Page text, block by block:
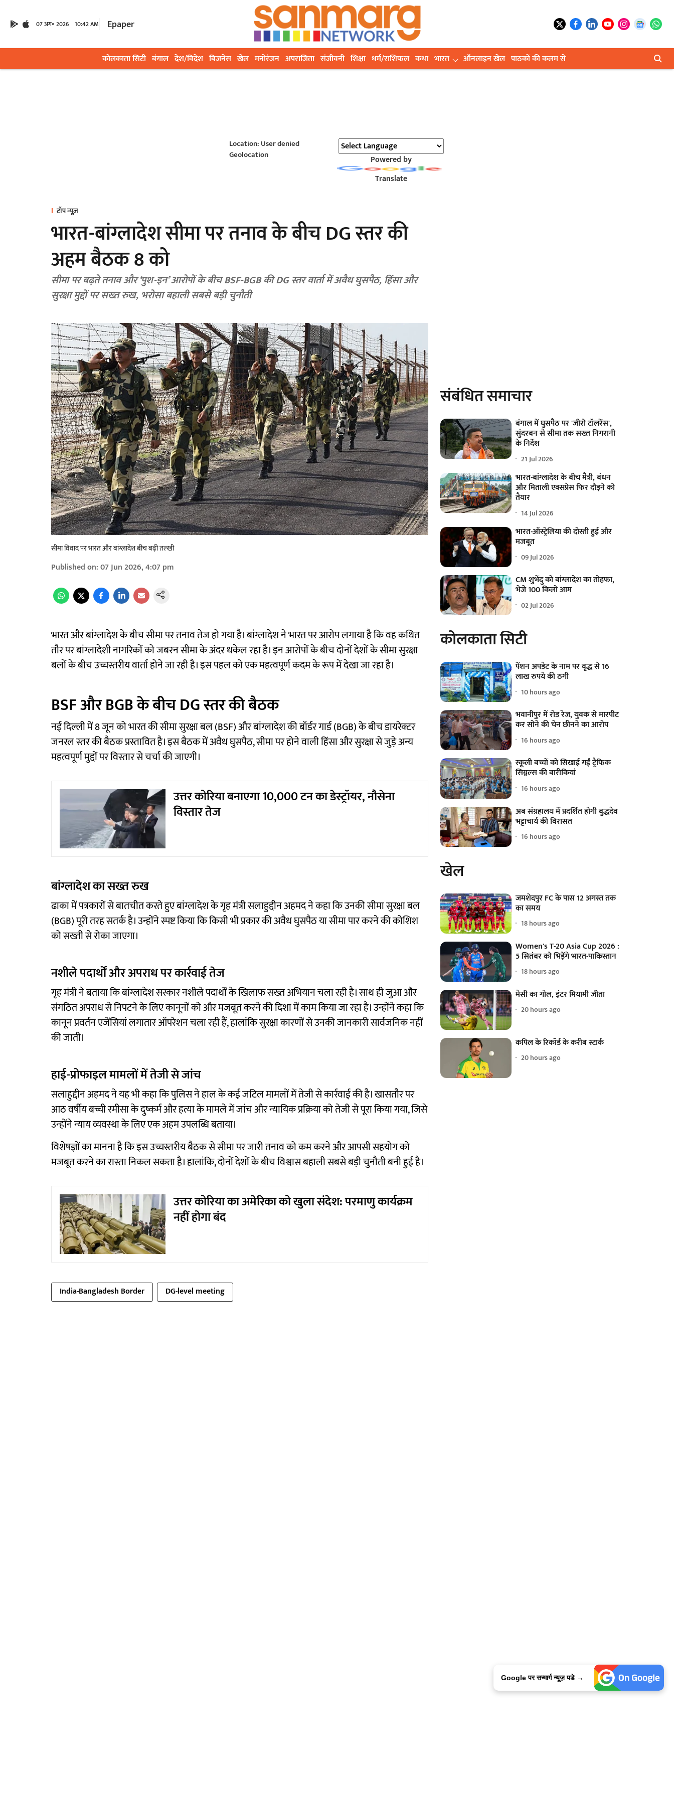
07 अग॰ 2026 10:42 AM Epaper
कोलकाता सिटी बंगाल देश/विदेश बिजनेस खेल मनोरंजन अपराजिता संजीवनी शिक्षा धर्म/राशिफल कथा भारत ऑनलाइन खेल पाठकों की कलम से
Location: User denied
Geolocation
Powered by
Translate
टॉप न्यूज़
भारत-बांग्लादेश सीमा पर तनाव के बीच DG स्तर की
अहम बैठक 8 को
सीमा पर बढ़ते तनाव और ‘पुश-इन’ आरोपों के बीच BSF-BGB की DG स्तर वार्ता में अवैध घुसपैठ, हिंसा और
सुरक्षा मुद्दों पर सख्त रुख, भरोसा बहाली सबसे बड़ी चुनौती
सीमा विवाद पर भारत और बांग्लादेश बीच बढ़ी तल्खी
Published on:07 Jun 2026, 4:07 pm
भारत और बांग्लादेश के बीच सीमा पर तनाव तेज हो गया है। बांग्लादेश ने भारत पर आरोप लगाया है कि वह कथित
तौर पर बांग्लादेशी नागरिकों को जबरन सीमा के अंदर धकेल रहा है। इन आरोपों के बीच दोनों देशों के सीमा सुरक्षा
बलों के बीच उच्चस्तरीय वार्ता होने जा रही है। इस पहल को एक महत्वपूर्ण कदम के रूप में देखा जा रहा है।
BSF और BGB के बीच DG स्तर की बैठक
नई दिल्ली में 8 जून को भारत की सीमा सुरक्षा बल (BSF) और बांग्लादेश की बॉर्डर गार्ड (BGB) के बीच डायरेक्टर
जनरल स्तर की बैठक प्रस्तावित है। इस बैठक में अवैध घुसपैठ, सीमा पर होने वाली हिंसा और सुरक्षा से जुड़े अन्य
महत्वपूर्ण मुद्दों पर विस्तार से चर्चा की जाएगी।
उत्तर कोरिया बनाएगा 10,000 टन का डेस्ट्रॉयर, नौसेना
विस्तार तेज
बांग्लादेश का सख्त रुख
ढाका में पत्रकारों से बातचीत करते हुए बांग्लादेश के गृह मंत्री सलाहुद्दीन अहमद ने कहा कि उनकी सीमा सुरक्षा बल
(BGB) पूरी तरह सतर्क है। उन्होंने स्पष्ट किया कि किसी भी प्रकार की अवैध घुसपैठ या सीमा पार करने की कोशिश
को सख्ती से रोका जाएगा।
नशीले पदार्थों और अपराध पर कार्रवाई तेज
गृह मंत्री ने बताया कि बांग्लादेश सरकार नशीले पदार्थों के खिलाफ सख्त अभियान चला रही है। साथ ही जुआ और
संगठित अपराध से निपटने के लिए कानूनों को और मजबूत करने की दिशा में काम किया जा रहा है। उन्होंने कहा कि
कानून प्रवर्तन एजेंसियां लगातार ऑपरेशन चला रही हैं, हालांकि सुरक्षा कारणों से उनकी जानकारी सार्वजनिक नहीं
की जाती।
हाई-प्रोफाइल मामलों में तेजी से जांच
सलाहुद्दीन अहमद ने यह भी कहा कि पुलिस ने हाल के कई जटिल मामलों में तेजी से कार्रवाई की है। खासतौर पर
आठ वर्षीय बच्ची रमीसा के दुष्कर्म और हत्या के मामले में जांच और न्यायिक प्रक्रिया को तेजी से पूरा किया गया, जिसे
उन्होंने न्याय व्यवस्था के लिए एक अहम उपलब्धि बताया।
विशेषज्ञों का मानना है कि इस उच्चस्तरीय बैठक से सीमा पर जारी तनाव को कम करने और आपसी सहयोग को
मजबूत करने का रास्ता निकल सकता है। हालांकि, दोनों देशों के बीच विश्वास बहाली सबसे बड़ी चुनौती बनी हुई है।
उत्तर कोरिया का अमेरिका को खुला संदेश: परमाणु कार्यक्रम
नहीं होगा बंद
India-Bangladesh Border DG-level meeting
संबंधित समाचार
बंगाल में घुसपैठ पर 'जीरो टॉलरेंस',
सुंदरबन से सीमा तक सख्त निगरानी
के निर्देश
21 Jul 2026
भारत-बांग्लादेश के बीच मैत्री, बंधन
और मिताली एक्सप्रेस फिर दौड़ने को
तैयार
14 Jul 2026
भारत-ऑस्ट्रेलिया की दोस्ती हुई और
मजबूत
09 Jul 2026
CM शुभेंदु को बांग्लादेश का तोहफा,
भेजे 100 किलो आम
02 Jul 2026
कोलकाता सिटी
पेंशन अपडेट के नाम पर वृद्ध से 16
लाख रुपये की ठगी
10 hours ago
भवानीपुर में रोड रेज, युवक से मारपीट
कर सोने की चेन छीनने का आरोप
16 hours ago
स्कूली बच्चों को सिखाई गईं ट्रैफिक
सिग्नल्स की बारीकियां
16 hours ago
अब संग्रहालय में प्रदर्शित होगी बुद्धदेव
भट्टाचार्य की विरासत
16 hours ago
खेल
जमशेदपुर FC के पास 12 अगस्त तक
का समय
18 hours ago
Women's T-20 Asia Cup 2026 :
5 सितंबर को भिड़ेंगे भारत-पाकिस्तान
18 hours ago
मेसी का गोल, इंटर मियामी जीता
20 hours ago
कपिल के रिकॉर्ड के करीब स्टार्क
20 hours ago
Google पर सन्मार्ग न्यूज़ पडे →